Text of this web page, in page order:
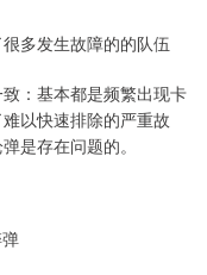
多发生故障的的队伍
：基本都是频繁出现卡
以快速排除的严重故
是存在问题的。